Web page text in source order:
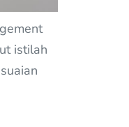
istilah